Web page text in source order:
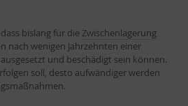
bislang für die Zwischenlagerung
nach wenigen Jahrzehnten einer
und beschädigt sein können.
soll, desto aufwändiger werden